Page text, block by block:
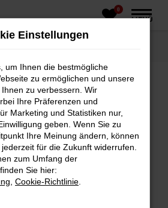
0
MENÜ
Error
Fehler aufgetreten.
die dir helfen können:
Firewall und deine
zum Beispiel deine
Einstellungen
um Ihnen die bestmögliche
zu ermöglichen und unsere
zu verbessern. Wir
Ihre Präferenzen und
Marketing und Statistiken nur,
geben. Wenn Sie zu
Ihre Meinung ändern, können
für die Zukunft widerrufen.
zum Umfang der
Sie hier:
Cookie-Richtlinie